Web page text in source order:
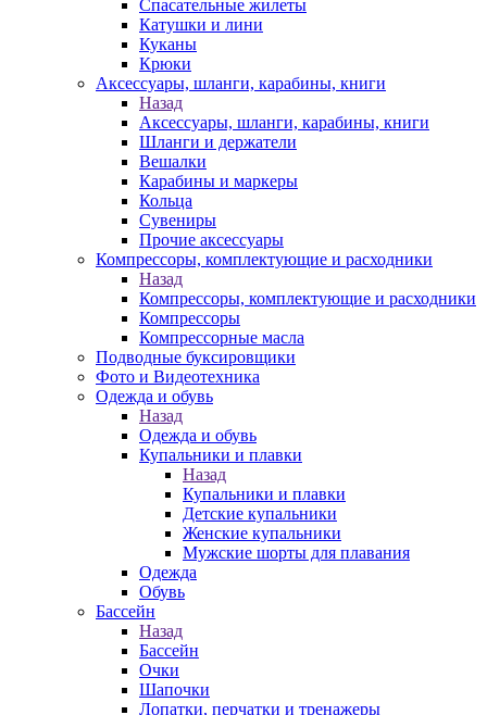
Спасательные жилеты
Катушки и лини
Куканы
Крюки
Аксессуары, шланги, карабины, книги
Назад
Аксессуары, шланги, карабины, книги
Шланги и держатели
Вешалки
Карабины и маркеры
Кольца
Сувениры
Прочие аксессуары
Компрессоры, комплектующие и расходники
Назад
Компрессоры, комплектующие и расходники
Компрессоры
Компрессорные масла
Подводные буксировщики
Фото и Видеотехника
Одежда и обувь
Назад
Одежда и обувь
Купальники и плавки
Назад
Купальники и плавки
Детские купальники
Женские купальники
Мужские шорты для плавания
Одежда
Обувь
Бассейн
Назад
Бассейн
Очки
Шапочки
Лопатки, перчатки и тренажеры